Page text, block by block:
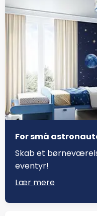
For små
Skab et
eventyr!
Lær mere